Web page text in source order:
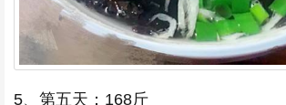
5、第五天：168斤